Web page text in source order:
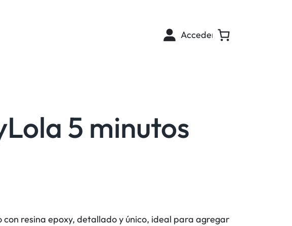
Acceder
5 minutos
con resina epoxy, detallado y único, ideal para agregar